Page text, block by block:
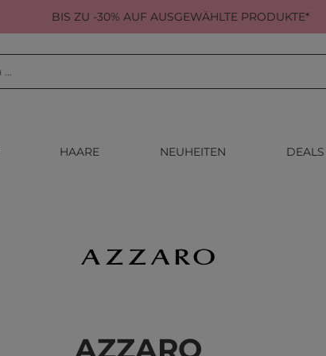
BIS ZU -30% AUF AUSGEWÄHLTE PRODUKTE*
HAARE NEUHEITEN DEALS
AZZARO